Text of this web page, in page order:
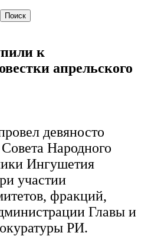
к
апрельского
девяносто
Совета Народного
Ингушетия
участии
фракций,
Главы и
РИ.